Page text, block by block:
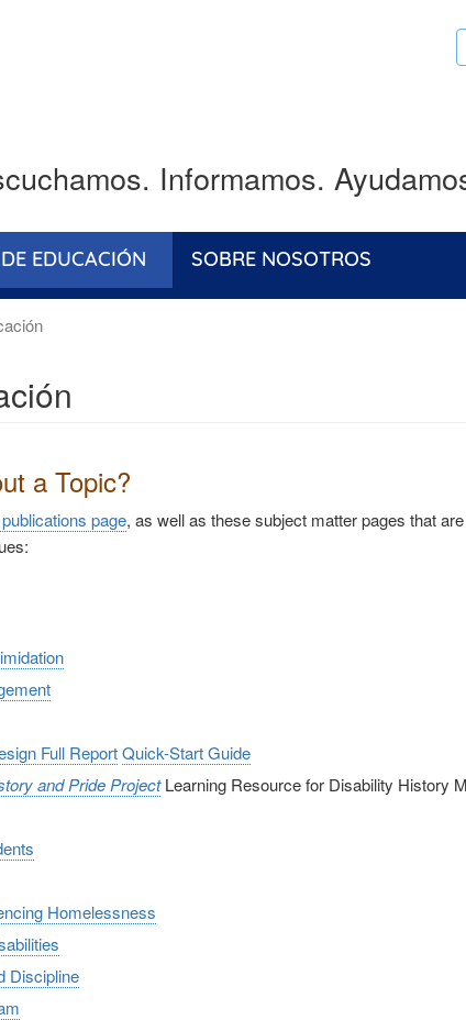
Informamos.
EDUCACIÓN SOBRE NOSOTROS
a Topic?
page, as well as these subject matter pages that
Full Report Quick-Start Guide
and Pride ProjectLearning Resource for Disability History
Homelessness
Discipline